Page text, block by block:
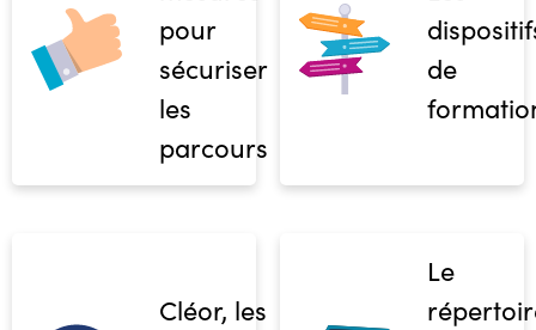
pour
sécuriser
les
parcours
de
Cléor, les
Le